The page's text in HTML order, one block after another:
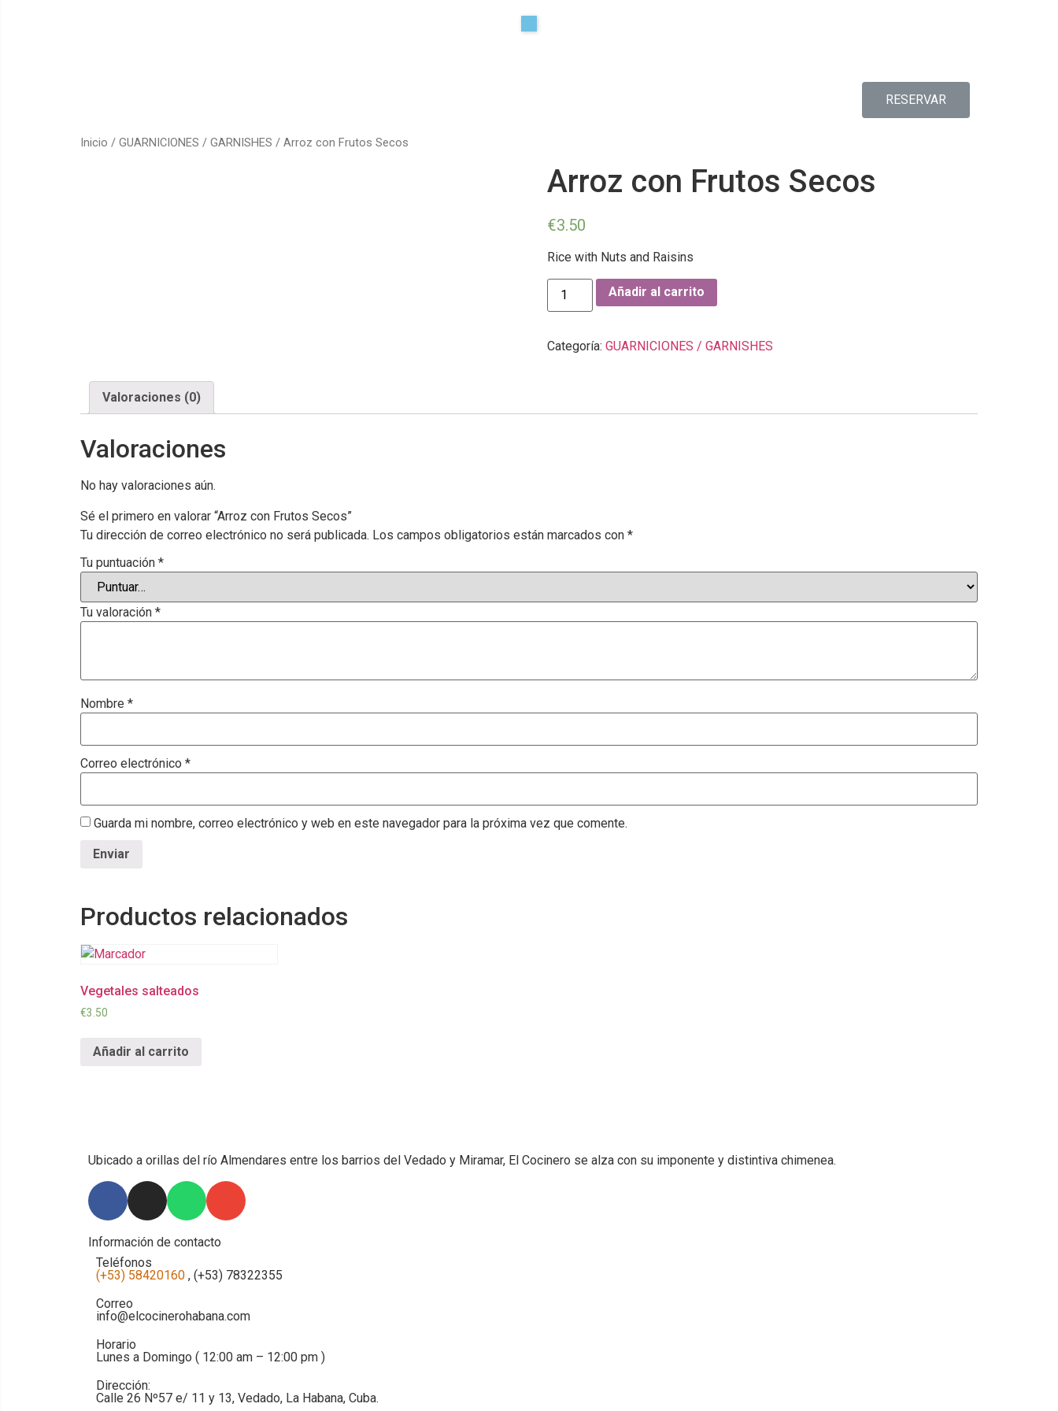
RESERVAR
Inicio / GUARNICIONES / GARNISHES / Arroz con Frutos Secos
Arroz con Frutos Secos
€3.50
Rice with Nuts and Raisins
Añadir al carrito
Categoría: GUARNICIONES / GARNISHES
Valoraciones (0)
Valoraciones
No hay valoraciones aún.
Sé el primero en valorar “Arroz con Frutos Secos”
Tu dirección de correo electrónico no será publicada. Los campos obligatorios están marcados con *
Tu puntuación *
Tu valoración *
Nombre *
Correo electrónico *
Guarda mi nombre, correo electrónico y web en este navegador para la próxima vez que comente.
Productos relacionados
Vegetales salteados
€3.50
Añadir al carrito
Ubicado a orillas del río Almendares entre los barrios del Vedado y Miramar, El Cocinero se alza con su imponente y distintiva chimenea.
Información de contacto
Teléfonos
(+53) 58420160 , (+53) 78322355
Correo
info@elcocinerohabana.com
Horario
Lunes a Domingo ( 12:00 am – 12:00 pm )
Dirección:
Calle 26 Nº57 e/ 11 y 13, Vedado, La Habana, Cuba.